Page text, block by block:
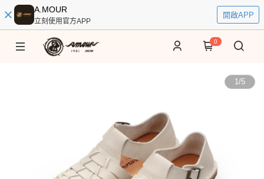
A.MOUR
立刻使用官方APP
開啟APP
0
1/5